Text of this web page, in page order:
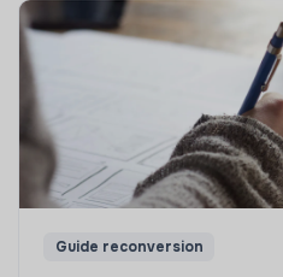
Guide reconversion